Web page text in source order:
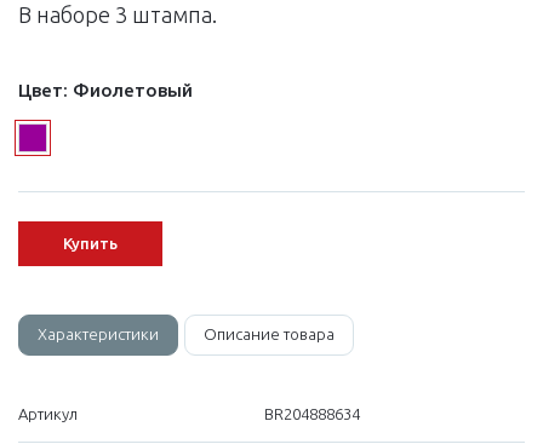
В наборе 3 штампа.
Цвет: Фиолетовый
Купить
Характеристики Описание товара
Артикул BR204888634